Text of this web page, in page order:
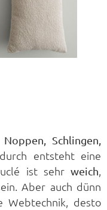
Noppen, Schlingen,
entsteht eine
ist sehrweich,
Aber auch dünn
desto